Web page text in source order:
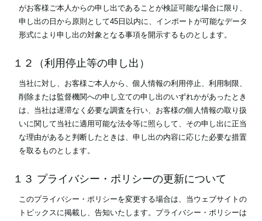
がお客様ご本人からの申し出であることが検証可能な場合に限り、
申し出の日から原則として45日以内に、インポートが可能なデータ
形式により申し出の対象となる事項を開示するものとします。
１２（利用停止等の申し出）
当社に対し、お客様ご本人から、個人情報の利用停止、利用制限、
削除または監督機関への申し立ての申し出のいずれかがあったとき
は、当社は遅滞なく必要な調査を行い、お客様の個人情報の取り扱
いに関して当社に適用可能な法令等に照らして、その申し出に正当
な理由があると判断したときは、申し出の内容に応じた必要な措置
を取るものとします。
１３ プライバシー・ポリシーの更新について
このプライバシー・ポリシーを変更する場合は、当ウェブサイトの
トピックスに掲載し、告知いたします。プライバシー・ポリシーは